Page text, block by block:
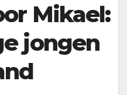
Mikael:
jongen